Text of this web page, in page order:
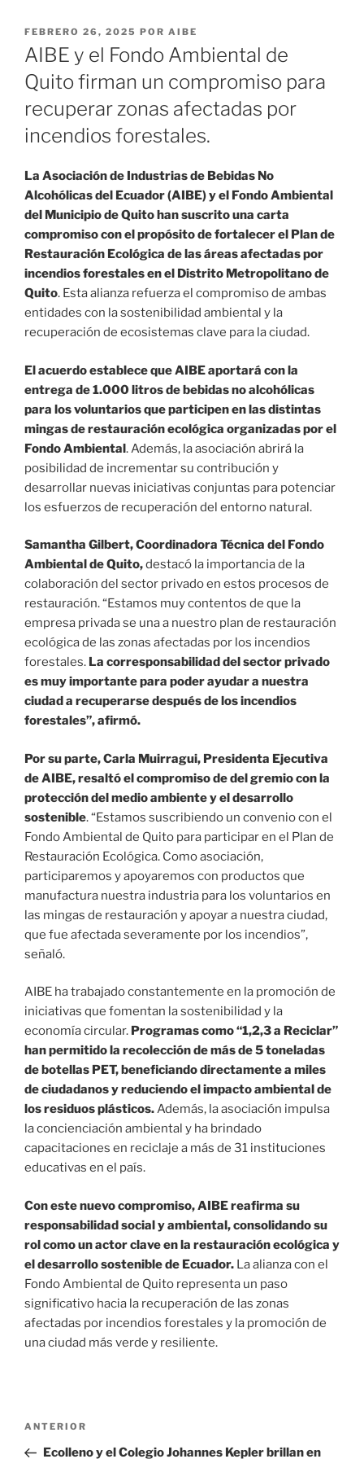
PUBLICADO
EL
FEBRERO 26, 2025 POR AIBE
AIBE y el Fondo Ambiental de
Quito firman un compromiso para
recuperar zonas afectadas por
incendios forestales.
La Asociación de Industrias de Bebidas No
Alcohólicas del Ecuador (AIBE) y el Fondo Ambiental
del Municipio de Quito han suscrito una carta
compromiso con el propósito de fortalecer el Plan de
Restauración Ecológica de las áreas afectadas por
incendios forestales en el Distrito Metropolitano de
Quito. Esta alianza refuerza el compromiso de ambas
entidades con la sostenibilidad ambiental y la
recuperación de ecosistemas clave para la ciudad.
El acuerdo establece que AIBE aportará con la
entrega de 1.000 litros de bebidas no alcohólicas
para los voluntarios que participen en las distintas
mingas de restauración ecológica organizadas por el
Fondo Ambiental. Además, la asociación abrirá la
posibilidad de incrementar su contribución y
desarrollar nuevas iniciativas conjuntas para potenciar
los esfuerzos de recuperación del entorno natural.
Samantha Gilbert, Coordinadora Técnica del Fondo
Ambiental de Quito,destacó la importancia de la
colaboración del sector privado en estos procesos de
restauración. “Estamos muy contentos de que la
empresa privada se una a nuestro plan de restauración
ecológica de las zonas afectadas por los incendios
forestales. La corresponsabilidad del sector privado
es muy importante para poder ayudar a nuestra
ciudad a recuperarse después de los incendios
forestales”, afirmó.
Por su parte, Carla Muirragui, Presidenta Ejecutiva
de AIBE, resaltó el compromiso de del gremio con la
protección del medio ambiente y el desarrollo
sostenible. “Estamos suscribiendo un convenio con el
Fondo Ambiental de Quito para participar en el Plan de
Restauración Ecológica. Como asociación,
participaremos y apoyaremos con productos que
manufactura nuestra industria para los voluntarios en
las mingas de restauración y apoyar a nuestra ciudad,
que fue afectada severamente por los incendios”,
señaló.
AIBE ha trabajado constantemente en la promoción de
iniciativas que fomentan la sostenibilidad y la
economía circular. Programas como “1,2,3 a Reciclar”
han permitido la recolección de más de 5 toneladas
de botellas PET, beneficiando directamente a miles
de ciudadanos y reduciendo el impacto ambiental de
los residuos plásticos.Además, la asociación impulsa
la concienciación ambiental y ha brindado
capacitaciones en reciclaje a más de 31 instituciones
educativas en el país.
Con este nuevo compromiso, AIBE reafirma su
responsabilidad social y ambiental, consolidando su
rol como un actor clave en la restauración ecológica y
el desarrollo sostenible de Ecuador. La alianza con el
Fondo Ambiental de Quito representa un paso
significativo hacia la recuperación de las zonas
afectadas por incendios forestales y la promoción de
una ciudad más verde y resiliente.
Navegación
Entrada
anterior:
ANTERIOR
Ecolleno y el Colegio Johannes Kepler brillan en